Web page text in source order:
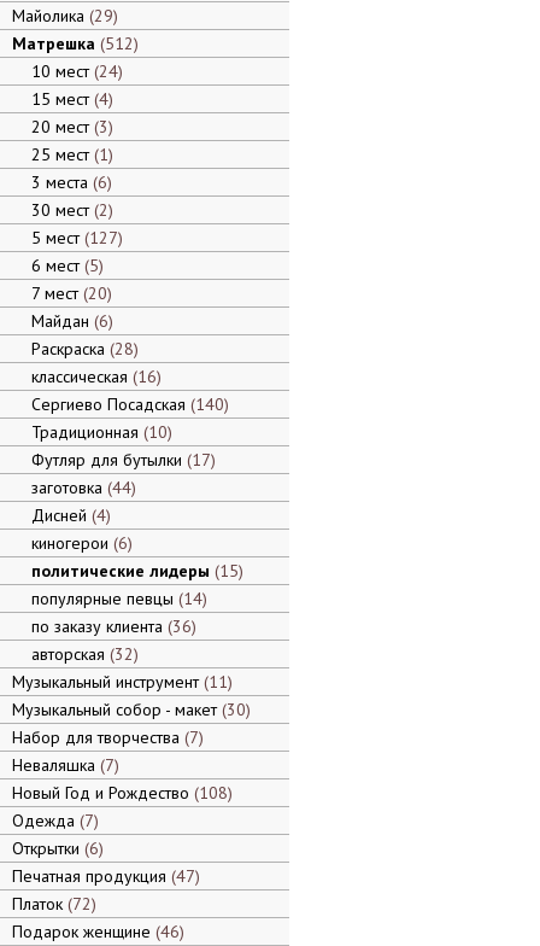
Майолика 29
Матрешка 512
10 мест 24
15 мест 4
20 мест 3
25 мест 1
3 места 6
30 мест 2
5 мест 127
6 мест 5
7 мест 20
Майдан 6
Раскраска 28
классическая 16
Сергиево Посадская 140
Традиционная 10
Футляр для бутылки 17
заготовка 44
Дисней 4
киногерои 6
политические лидеры 15
популярные певцы 14
по заказу клиента 36
авторская 32
Музыкальный инструмент 11
Музыкальный собор - макет 30
Набор для творчества 7
Неваляшка 7
Новый Год и Рождество 108
Одежда 7
Открытки 6
Печатная продукция 47
Платок 72
Подарок женщине 46